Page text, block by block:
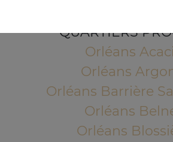
QUARTIERS
Orléans
Orléans
Orléans Barrière
Orléans
Orléans